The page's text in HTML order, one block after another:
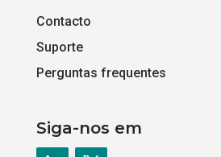
Contacto
Suporte
Perguntas frequentes
Siga-nos em